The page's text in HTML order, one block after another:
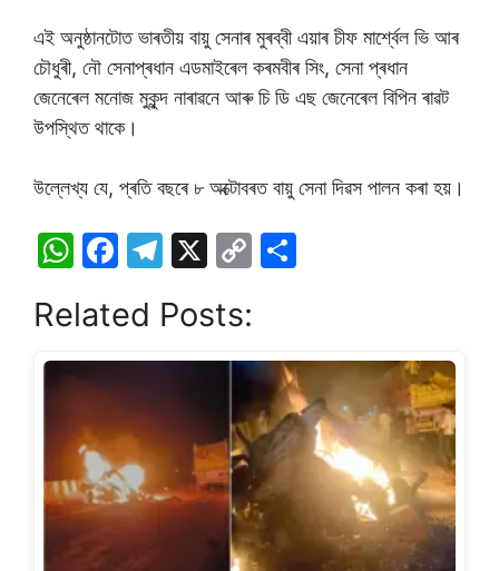
এই অনুষ্ঠানটোত ভাৰতীয় বায়ু সেনাৰ মুৰব্বী এয়াৰ চীফ মাৰ্শ্বেল ভি আৰ
চৌধুৰী, নৌ সেনাপ্ৰধান এডমাইৰেল কৰমবীৰ সিং, সেনা প্ৰধান
জেনেৰেল মনোজ মুকুন্দ নাৰাৱনে আৰু চি ডি এছ জেনেৰেল বিপিন ৰাৱট
উপস্থিত থাকে।
উল্লেখ্য যে, প্ৰতি বছৰে ৮ অক্টোবৰত বায়ু সেনা দিৱস পালন কৰা হয়।
W
at
s
A
p
p
F
c
e
b
o
o
k
T
e
gr
m
X
C
y
Li
n
k
e
Related Posts: